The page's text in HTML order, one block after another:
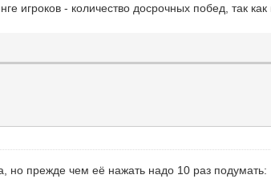
игроков - количество досрочных побед, так
но прежде чем её нажать надо 10 раз подумать: